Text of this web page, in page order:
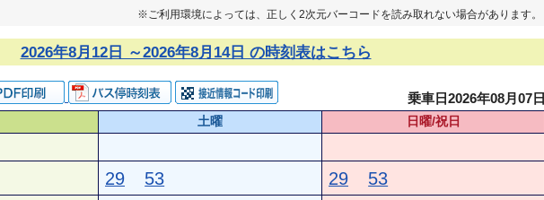
※ご利用環境によっては、正しく2次元バーコードを読み取れない場合があります。
2026年8月12日 ～2026年8月14日 の時刻表はこちら
乗車日2026年08月07日
土曜
日曜/祝日
29 53 29 53